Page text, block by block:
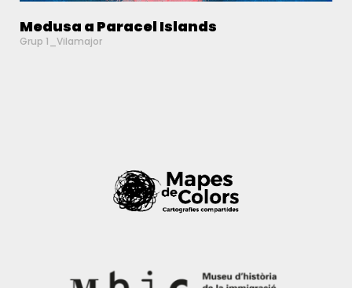
Medusa a Paracel Islands
Grup 1_Vilamajor